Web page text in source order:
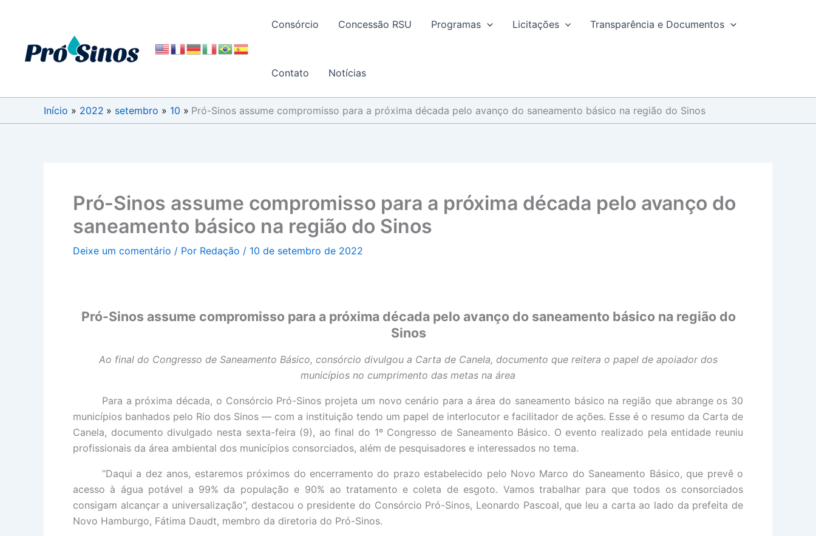
conteúdo
Consórcio Concessão RSU Programas Licitações Transparência e Documentos
Contato Notícias
Início 2022 setembro 10 Pró-Sinos assume compromisso para a próxima década pelo avanço do saneamento básico na região do Sinos
Pró-Sinos assume compromisso para a próxima década pelo avanço do
saneamento básico na região do Sinos
Deixe um comentário / Por Redação / 10 de setembro de 2022
Pró-Sinos assume compromisso para a próxima década pelo avanço do saneamento básico na região do
Sinos
Ao final do Congresso de Saneamento Básico, consórcio divulgou a Carta de Canela, documento que reitera o papel de apoiador dos
municípios no cumprimento das metas na área
Para a próxima década, o Consórcio Pró-Sinos projeta um novo cenário para a área do saneamento básico na região que abrange os 30
municípios banhados pelo Rio dos Sinos — com a instituição tendo um papel de interlocutor e facilitador de ações. Esse é o resumo da Carta de
Canela, documento divulgado nesta sexta-feira (9), ao final do 1º Congresso de Saneamento Básico. O evento realizado pela entidade reuniu
profissionais da área ambiental dos municípios consorciados, além de pesquisadores e interessados no tema.
“Daqui a dez anos, estaremos próximos do encerramento do prazo estabelecido pelo Novo Marco do Saneamento Básico, que prevê o
acesso à água potável a 99% da população e 90% ao tratamento e coleta de esgoto. Vamos trabalhar para que todos os consorciados
consigam alcançar a universalização”, destacou o presidente do Consórcio Pró-Sinos, Leonardo Pascoal, que leu a carta ao lado da prefeita de
Novo Hamburgo, Fátima Daudt, membro da diretoria do Pró-Sinos.